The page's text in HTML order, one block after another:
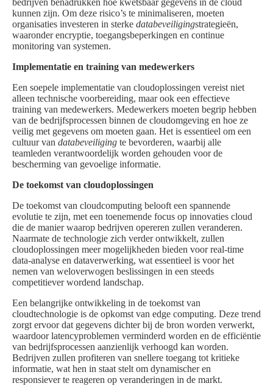
bedrijven benadrukken hoe kwetsbaar gegevens in de cloud
kunnen zijn. Om deze risico’s te minimaliseren, moeten
organisaties investeren in sterke databeveiligingstrategieën,
waaronder encryptie, toegangsbeperkingen en continue
monitoring van systemen.
Implementatie en training van medewerkers
Een soepele implementatie van cloudoplossingen vereist niet
alleen technische voorbereiding, maar ook een effectieve
training van medewerkers. Medewerkers moeten begrip hebben
van de bedrijfsprocessen binnen de cloudomgeving en hoe ze
veilig met gegevens om moeten gaan. Het is essentieel om een
cultuur van databeveiliging te bevorderen, waarbij alle
teamleden verantwoordelijk worden gehouden voor de
bescherming van gevoelige informatie.
De toekomst van cloudoplossingen
De toekomst van cloudcomputing belooft een spannende
evolutie te zijn, met een toenemende focus op innovaties cloud
die de manier waarop bedrijven opereren zullen veranderen.
Naarmate de technologie zich verder ontwikkelt, zullen
cloudoplossingen meer mogelijkheden bieden voor real-time
data-analyse en dataverwerking, wat essentieel is voor het
nemen van weloverwogen beslissingen in een steeds
competitiever wordend landschap.
Een belangrijke ontwikkeling in de toekomst van
cloudtechnologie is de opkomst van edge computing. Deze trend
zorgt ervoor dat gegevens dichter bij de bron worden verwerkt,
waardoor latencyproblemen verminderd worden en de efficiëntie
van bedrijfsprocessen aanzienlijk verhoogd kan worden.
Bedrijven zullen profiteren van snellere toegang tot kritieke
informatie, wat hen in staat stelt om dynamischer en
responsiever te reageren op veranderingen in de markt.